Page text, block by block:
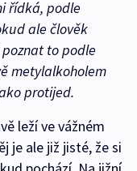
řídká, podle
ale člověk
to podle
metylalkoholem
protijed.
leží ve vážném
je ale již jisté, že si